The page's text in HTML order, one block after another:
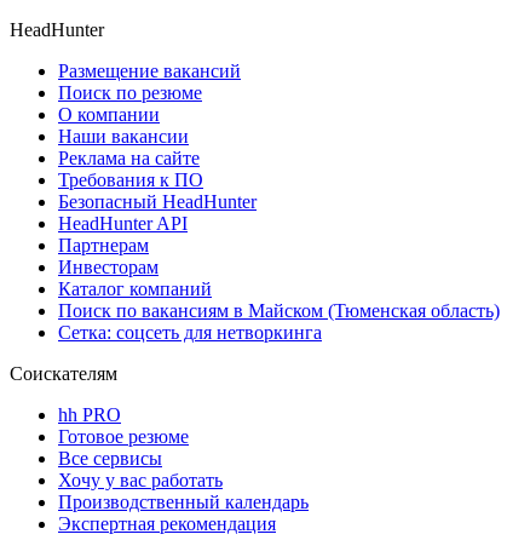
HeadHunter
Размещение вакансий
Поиск по резюме
О компании
Наши вакансии
Реклама на сайте
Требования к ПО
Безопасный HeadHunter
HeadHunter API
Партнерам
Инвесторам
Каталог компаний
Поиск по вакансиям в Майском (Тюменская область)
Сетка: соцсеть для нетворкинга
Соискателям
hh PRO
Готовое резюме
Все сервисы
Хочу у вас работать
Производственный календарь
Экспертная рекомендация